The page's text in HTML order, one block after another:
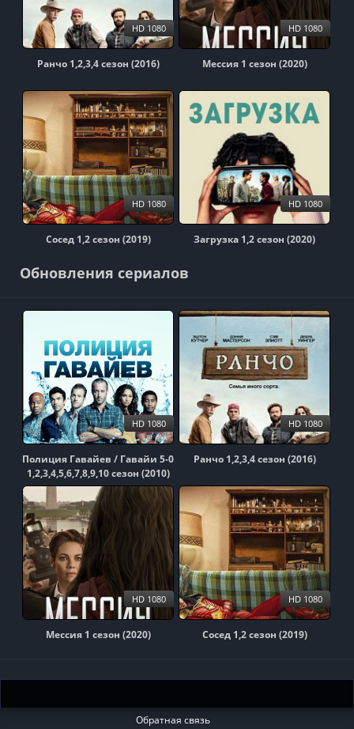
Ранчо 1,2,3,4 сезон (2016)
HD 1080
Мессия 1 сезон (2020)
HD 1080
Сосед 1,2 сезон (2019)
HD 1080
Загрузка 1,2 сезон (2020)
HD 1080
Обновления сериалов
Полиция Гавайев / Гавайи 5-0
1,2,3,4,5,6,7,8,9,10 сезон (2010)
HD 1080
Ранчо 1,2,3,4 сезон (2016)
HD 1080
Мессия 1 сезон (2020)
HD 1080
Сосед 1,2 сезон (2019)
HD 1080
Обратная связь